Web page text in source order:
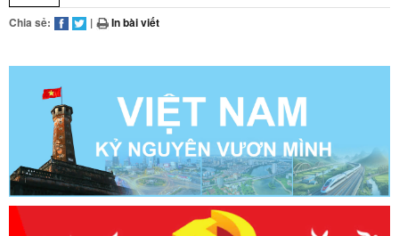
Chia sẻ: | In bài viết